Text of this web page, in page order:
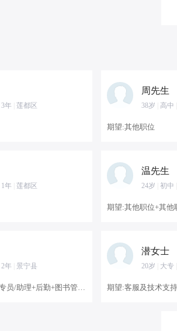
3年 莲都区
周先生
38岁 高中
期望:其他职位
1年 莲都区
温先生
24岁 初中
2年 景宁县
期望:行政/后勤+行政专员/助理+后勤+图书管理员/资料管理员
潜女士
20岁 大专